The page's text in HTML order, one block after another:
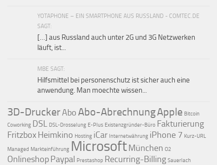
YOTAPHONE – EIN SMARTPHONE AUS RUSSLAND - COMTEC.DE
SAGT:
[…] aus Russland auch unter 2G und 3G Netzwerken
läuft, ist...
MBE SAGT:
Hilfsmittel bei personenschutz ist sicher auch eine
anwendung. Man moechte wissen...
3D-DruckerAbo Abo-AbrechnungApple Bitcoin
Coworking DSL DSL-Drosselung E-Plus Existenzgründer-Büro Fakturierung
Fritzbox Heimkino Hosting iCar Internetwährung iPhone 7 Kurz-URL
Managed Markteinführung Microsoft München O2
Onlineshop Paypal Prestashop Recurring-Billing Sauerlach